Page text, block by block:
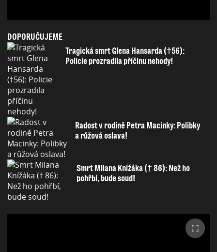
DOPORUČUJEME
Tragická smrt Glena Hansarda (†56):
Policie prozradila příčinu nehody!
Radost v rodině Petra Macinky: Polibky
a růžová oslava!
Smrt Milana Knížáka († 86): Než ho
pohřbí, bude soud!